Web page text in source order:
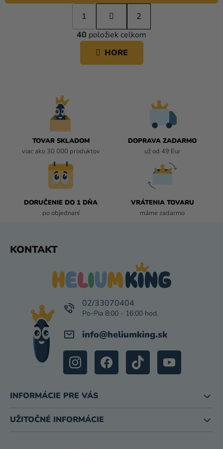
O
V
L
Á
S
t
r
á
k
o
1
2
40 položiek celkom
HORE
TOVAR SKLADOM
viac ako 30 000 produktov
DOPRAVA ZADARMO
už od 49 Eur
DORUČENIE DO 1 DŇA
po objednaní
VRÁTENIA TOVARU
máme zadarmo
KONTAKT
info@heliumking.sk
02/33070404
INFORMÁCIE PRE VÁS
UŽITOČNÉ INFORMÁCIE